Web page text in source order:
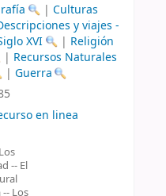
| Culturas
y viajes -
XVI | Religión
| Recursos Naturales
| Guerra
en linea
-- El
Los